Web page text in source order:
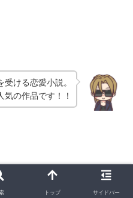
ける恋愛小説。
の作品です！！
恋人：宇山圭佑
トップ サイドバー